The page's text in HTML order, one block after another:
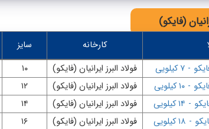
(فایکو)
کارخانه سایز
- ۷ کیلویی فولاد البرز ایرانیان (فایکو) ۱۰
- ۱۰ کیلویی فولاد البرز ایرانیان (فایکو) ۱۲
- ۱۴ کیلویی فولاد البرز ایرانیان (فایکو) ۱۴
- ۱۸ کیلویی فولاد البرز ایرانیان (فایکو) ۱۶